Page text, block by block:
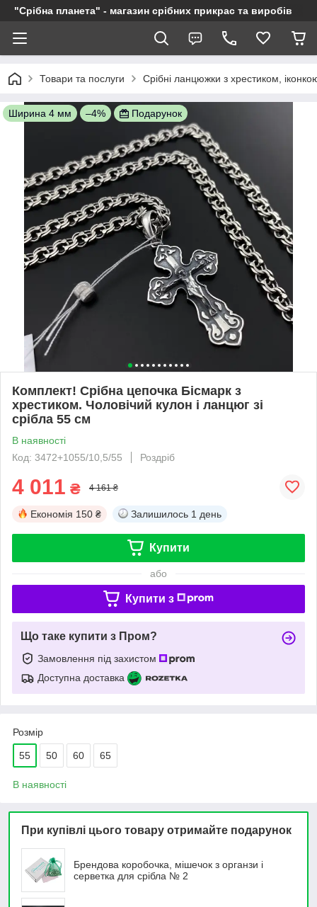
"Срібна планета" - магазин срібних прикрас та виробів
Товари та послуги Срібні ланцюжки з хрестиком,
Ширина 4 мм –4% Подарунок
Комплект! Срібна цепочка Бісмарк з
хрестиком. Чоловічий кулон і ланцюг зі
срібла 55 см
В наявності
Код: 3472+1055/10,5/55
Роздріб
4 011 ₴ 4 161 ₴
Економія 150 ₴ Залишилось 1 день
Купити
або
Купити з
Що таке купити з Пром?
Замовлення під захистом
Доступна доставка
Розмір
55 50 60 65
В наявності
При купівлі цього товару отримайте подарунок
Брендова коробочка, мішечок з органзи і
серветка для срібла № 2